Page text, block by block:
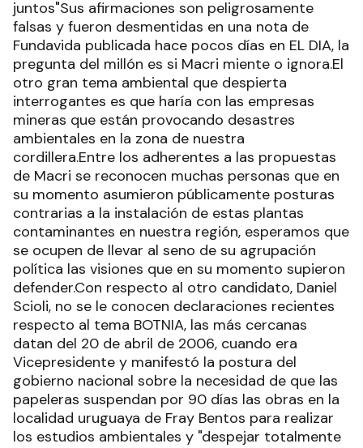
juntos"Sus afirmaciones son peligrosamente
falsas y fueron desmentidas en una nota de
Fundavida publicada hace pocos días en EL DIA, la
pregunta del millón es si Macri miente o ignora.El
otro gran tema ambiental que despierta
interrogantes es que haría con las empresas
mineras que están provocando desastres
ambientales en la zona de nuestra
cordillera.Entre los adherentes a las propuestas
de Macri se reconocen muchas personas que en
su momento asumieron públicamente posturas
contrarias a la instalación de estas plantas
contaminantes en nuestra región, esperamos que
se ocupen de llevar al seno de su agrupación
política las visiones que en su momento supieron
defender.Con respecto al otro candidato, Daniel
Scioli, no se le conocen declaraciones recientes
respecto al tema BOTNIA, las más cercanas
datan del 20 de abril de 2006, cuando era
Vicepresidente y manifestó la postura del
gobierno nacional sobre la necesidad de que las
papeleras suspendan por 90 días las obras en la
localidad uruguaya de Fray Bentos para realizar
los estudios ambientales y "despejar totalmente